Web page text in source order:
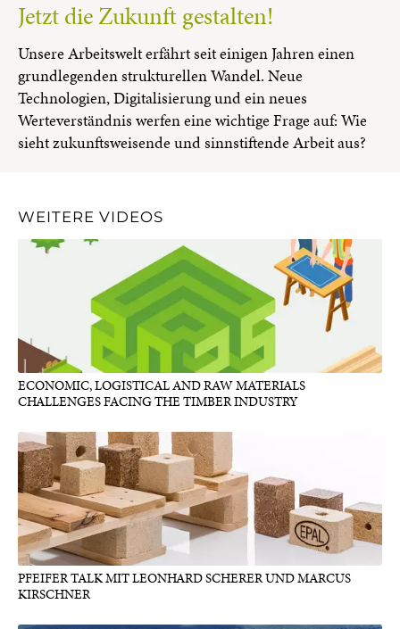
Jetzt die Zukunft gestalten!
Unsere Arbeitswelt erfährt seit einigen Jahren einen
grundlegenden strukturellen Wandel. Neue
Technologien, Digitalisierung und ein neues
Werteverständnis werfen eine wichtige Frage auf: Wie
sieht zukunftsweisende und sinnstiftende Arbeit aus?
WEITERE VIDEOS
ECONOMIC, LOGISTICAL AND RAW MATERIALS
CHALLENGES FACING THE TIMBER INDUSTRY
PFEIFER TALK MIT LEONHARD SCHERER UND MARCUS
KIRSCHNER